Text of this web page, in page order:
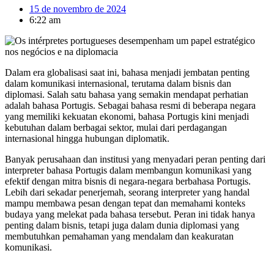
15 de novembro de 2024
6:22 am
Dalam era globalisasi saat ini, bahasa menjadi jembatan penting
dalam komunikasi internasional, terutama dalam bisnis dan
diplomasi. Salah satu bahasa yang semakin mendapat perhatian
adalah bahasa Portugis. Sebagai bahasa resmi di beberapa negara
yang memiliki kekuatan ekonomi, bahasa Portugis kini menjadi
kebutuhan dalam berbagai sektor, mulai dari perdagangan
internasional hingga hubungan diplomatik.
Banyak perusahaan dan institusi yang menyadari peran penting dari
interpreter bahasa Portugis dalam membangun komunikasi yang
efektif dengan mitra bisnis di negara-negara berbahasa Portugis.
Lebih dari sekadar penerjemah, seorang interpreter yang handal
mampu membawa pesan dengan tepat dan memahami konteks
budaya yang melekat pada bahasa tersebut. Peran ini tidak hanya
penting dalam bisnis, tetapi juga dalam dunia diplomasi yang
membutuhkan pemahaman yang mendalam dan keakuratan
komunikasi.